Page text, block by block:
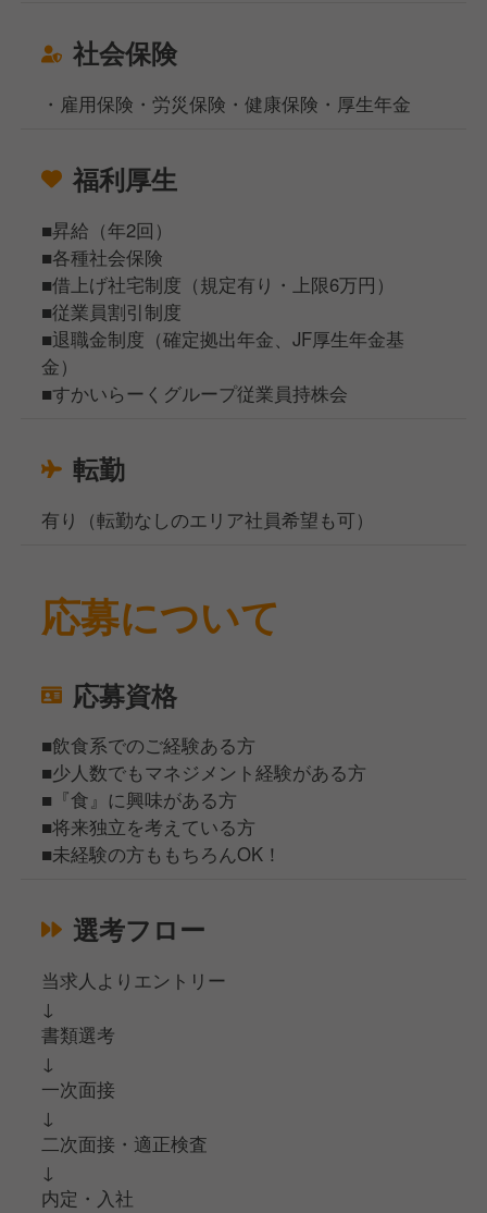
社会保険
・雇用保険・労災保険・健康保険・厚生年金
福利厚生
■昇給（年2回）
■各種社会保険
■借上げ社宅制度（規定有り・上限6万円）
■従業員割引制度
■退職金制度（確定拠出年金、JF厚生年金基
金）
■すかいらーくグループ従業員持株会
転勤
有り（転勤なしのエリア社員希望も可）
応募について
応募資格
■飲食系でのご経験ある方
■少人数でもマネジメント経験がある方
■『食』に興味がある方
■将来独立を考えている方
■未経験の方ももちろんOK！
選考フロー
当求人よりエントリー
↓
書類選考
↓
一次面接
↓
二次面接・適正検査
↓
内定・入社